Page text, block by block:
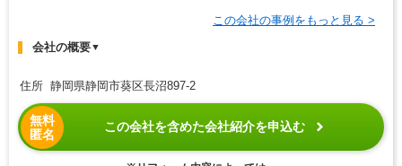
この会社の事例をもっと見る >
会社の概要▼
住所 静岡県静岡市葵区長沼897-2
無料
匿名
この会社を含めた会社紹介を申込む